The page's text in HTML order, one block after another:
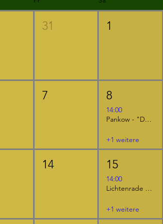
31 1
7 8
14:00
Pankow - "Der kleine Ritter Kackebart"
+1 weitere
14 15
14:00
Lichtenrade - "Furzipups und Lulu Lavazunge"
+1 weitere